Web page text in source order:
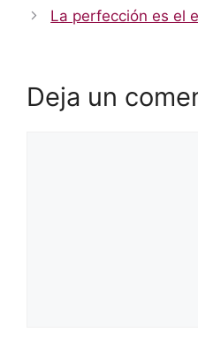
La perfección es el
Deja un